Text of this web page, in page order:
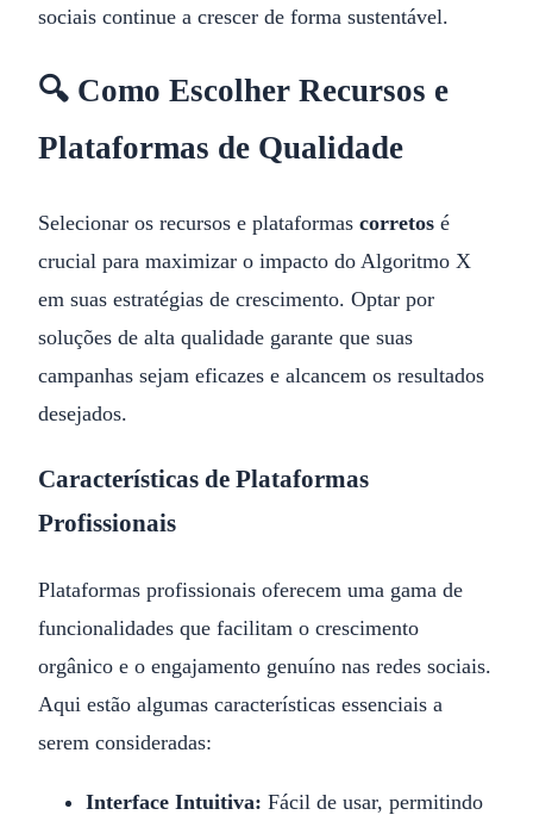
sociais continue a crescer de forma sustentável.
🔍 Como Escolher Recursos e
Plataformas de Qualidade
Selecionar os recursos e plataformas corretos é
crucial para maximizar o impacto do Algoritmo X
em suas estratégias de crescimento. Optar por
soluções de alta qualidade garante que suas
campanhas sejam eficazes e alcancem os resultados
desejados.
Características de Plataformas
Profissionais
Plataformas profissionais oferecem uma gama de
funcionalidades que facilitam o crescimento
orgânico e o engajamento genuíno nas redes sociais.
Aqui estão algumas características essenciais a
serem consideradas:
Interface Intuitiva: Fácil de usar, permitindo